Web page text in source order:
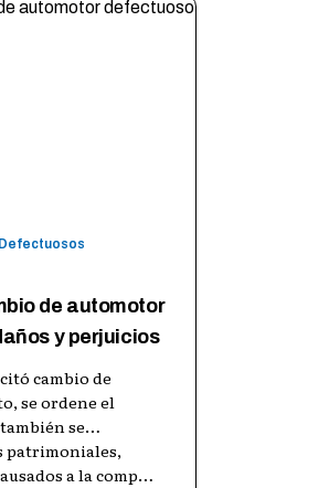
de automotor
y perjuicios
cambio de
se ordene el
se
patrimoniales,
a la comp…